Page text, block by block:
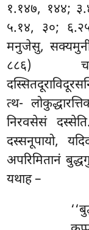
१.१४७, १४४;
५.१४, ३०;
मनुजेसु, सक्यमुनी
८८६) च
त्थ-
निरवसेसं
दस्सनूपायो,
अपरिमितानं
यथाह –